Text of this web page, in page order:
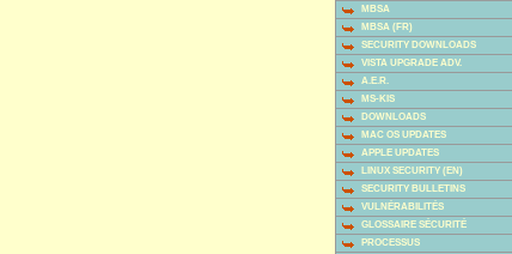
MBSA
MBSA (FR)
SECURITY DOWNLOADS
VISTA UPGRADE ADV.
A.E.R.
MS-KIS
DOWNLOADS
MAC OS UPDATES
APPLE UPDATES
LINUX SECURITY (EN)
SECURITY BULLETINS
VULNÉRABILITÉS
GLOSSAIRE SÉCURITÉ
PROCESSUS